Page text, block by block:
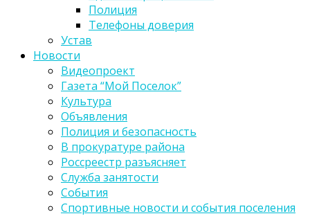
Полиция
Телефоны доверия
Устав
Новости
Видеопроект
Газета “Мой Поселок”
Культура
Объявления
Полиция и безопасность
В прокуратуре района
Россреестр разъясняет
Служба занятости
События
Спортивные новости и события поселения